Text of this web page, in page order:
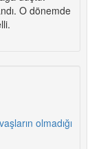
O dönemde
olmadığı